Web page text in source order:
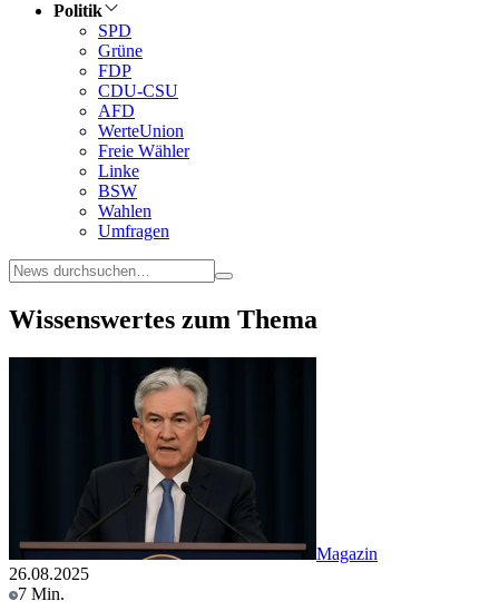
Politik
SPD
Grüne
FDP
CDU-CSU
AFD
WerteUnion
Freie Wähler
Linke
BSW
Wahlen
Umfragen
Wissenswertes zum Thema
Magazin
26.08.2025
7 Min.